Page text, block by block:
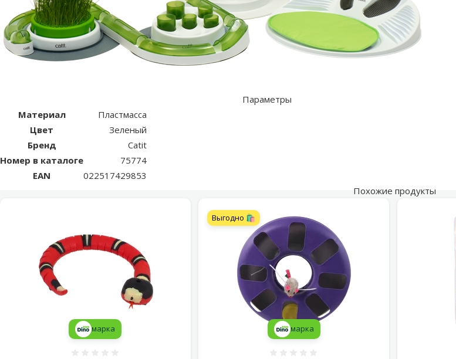
Параметры
Материал
Пластмасса
Цвет
Зеленый
Бренд
Catit
Номер в каталоге
75774
EAN
022517429853
Похожие продукты
марка
Выгодно 🛍️
марка